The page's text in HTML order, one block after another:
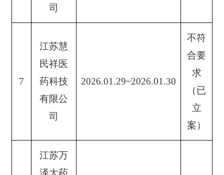
司
7
江苏慧
民祥医
药科技
有限公
司
2026.01.29~2026.01.30
不符
合要
求
（已
立
案）
江苏万
泽大药